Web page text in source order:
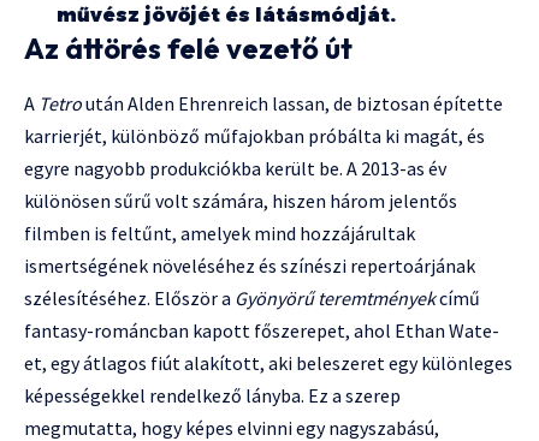
művész jövőjét és látásmódját.
Az áttörés felé vezető út
A Tetroután Alden Ehrenreich lassan, de biztosan építette
karrierjét, különböző műfajokban próbálta ki magát, és
egyre nagyobb produkciókba került be. A 2013-as év
különösen sűrű volt számára, hiszen három jelentős
filmben is feltűnt, amelyek mind hozzájárultak
ismertségének növeléséhez és színészi repertoárjának
szélesítéséhez. Először a Gyönyörű teremtményekcímű
fantasy-románcban kapott főszerepet, ahol Ethan Wate-
et, egy átlagos fiút alakított, aki beleszeret egy különleges
képességekkel rendelkező lányba. Ez a szerep
megmutatta, hogy képes elvinni egy nagyszabású,